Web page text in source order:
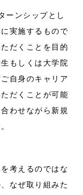
ーンシップとし
実施するもので
だくことを目的
もしくは大学院
自身のキャリア
だくことが可能
わせながら新規
考えるのではな
なぜ取り組みた